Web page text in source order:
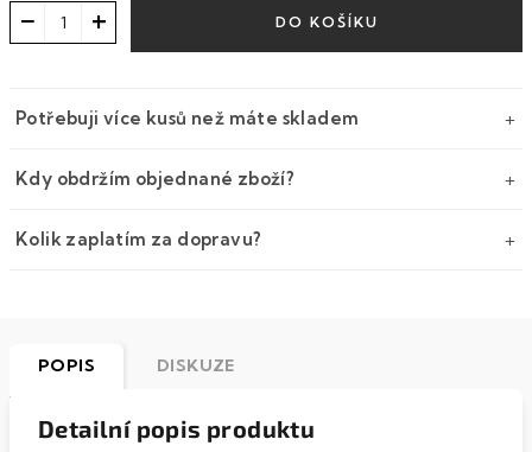
+
− DO KOŠÍKU
Potřebuji více kusů než máte skladem
Kdy obdržím objednané zboží?
Kolik zaplatím za dopravu?
POPIS DISKUZE
Detailní popis produktu